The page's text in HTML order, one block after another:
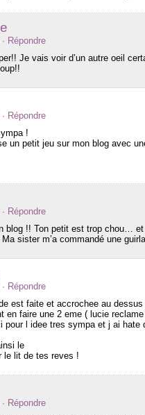
· Répondre
Je vais voir d’un autre oeil
· Répondre
!
un petit jeu sur mon blog avec
· Répondre
blog !! Ton petit est trop chou…
sister m’a commandé une
· Répondre
est faite et accrochee au
en faire une 2 eme ( lucie
pour l idee tres sympa et j ai
le
le lit de tes reves !
· Répondre